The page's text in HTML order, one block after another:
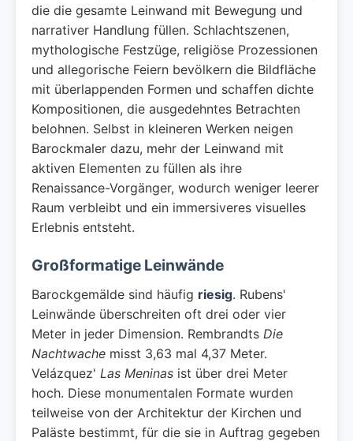
die die gesamte Leinwand mit Bewegung und
narrativer Handlung füllen. Schlachtszenen,
mythologische Festzüge, religiöse Prozessionen
und allegorische Feiern bevölkern die Bildfläche
mit überlappenden Formen und schaffen dichte
Kompositionen, die ausgedehntes Betrachten
belohnen. Selbst in kleineren Werken neigen
Barockmaler dazu, mehr der Leinwand mit
aktiven Elementen zu füllen als ihre
Renaissance-Vorgänger, wodurch weniger leerer
Raum verbleibt und ein immersiveres visuelles
Erlebnis entsteht.
Großformatige Leinwände
Barockgemälde sind häufig riesig. Rubens'
Leinwände überschreiten oft drei oder vier
Meter in jeder Dimension. Rembrandts Die
Nachtwache misst 3,63 mal 4,37 Meter.
Velázquez' Las Meninas ist über drei Meter
hoch. Diese monumentalen Formate wurden
teilweise von der Architektur der Kirchen und
Paläste bestimmt, für die sie in Auftrag gegeben